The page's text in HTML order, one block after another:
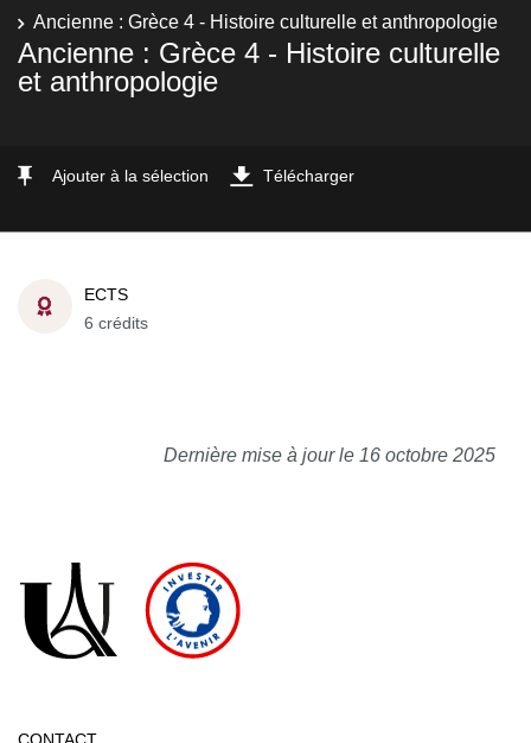
Ancienne : Grèce 4 - Histoire culturelle et anthropologie
Ancienne : Grèce 4 - Histoire culturelle
et anthropologie
Ajouter à la sélection Télécharger
ECTS
6 crédits
Dernière mise à jour le 16 octobre 2025